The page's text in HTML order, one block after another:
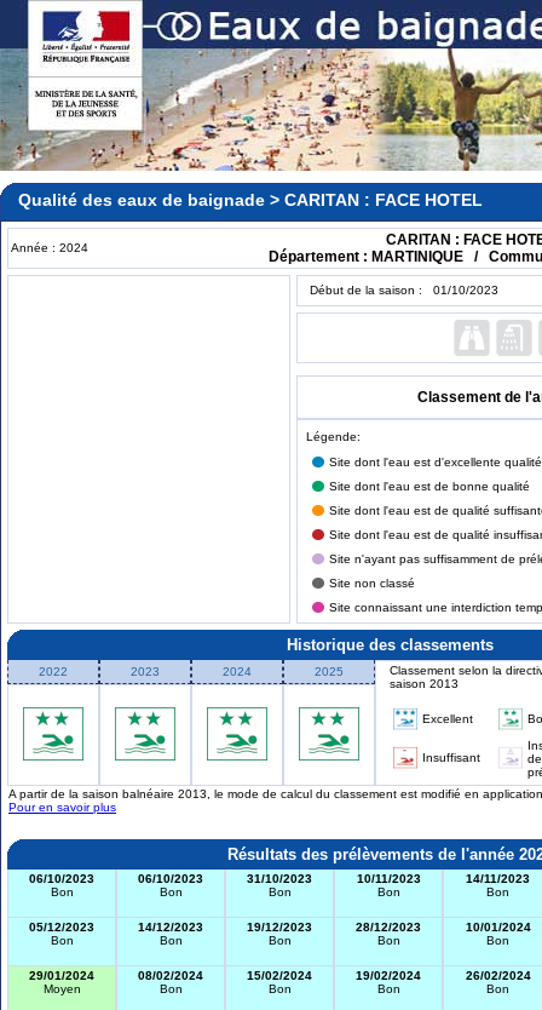
Qualité des eaux de baignade > CARITAN : FACE HOTEL
Année : 2024
CARITAN : FACE
Département : MARTINIQUE /
Début de la saison : 01/10/2023
Classement de
Légende:
Site dont l'eau est d'excellente qualité
Site dont l'eau est de bonne qualité
Site dont l'eau est de qualité
Site dont l'eau est de qualité
Site n'ayant pas suffisamment de
Site non classé
Site connaissant une interdiction
Historique des classements
2022 2023 2024 2025
Classement selon la
saison 2013
Excellent
Insuffisant
de
A partir de la saison balnéaire 2013, le mode de calcul du classement est modifié en
Pour en savoir plus
Résultats des prélèvements de l'année
06/10/2023
Bon
06/10/2023
Bon
31/10/2023
Bon
10/11/2023
Bon
14/11/2023
Bon
05/12/2023
Bon
14/12/2023
Bon
19/12/2023
Bon
28/12/2023
Bon
10/01/2024
Bon
29/01/2024
Moyen
08/02/2024
Bon
15/02/2024
Bon
19/02/2024
Bon
26/02/2024
Bon